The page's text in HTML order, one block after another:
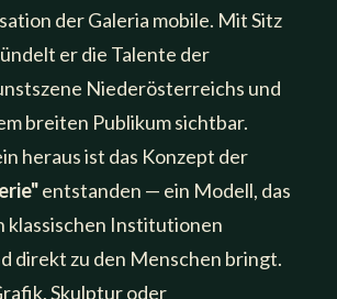
der Galeria mobile. Mit Sitz
er die Talente der
Niederösterreichs und
breiten Publikum sichtbar.
heraus ist das Konzept der
entstanden — ein Modell, das
klassischen Institutionen
direkt zu den Menschen bringt.
Skulptur oder